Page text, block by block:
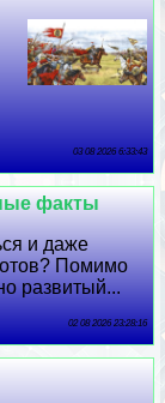
03 08 2026 6:33:43
факты
и даже
Помимо
развитый...
02 08 2026 23:28:16